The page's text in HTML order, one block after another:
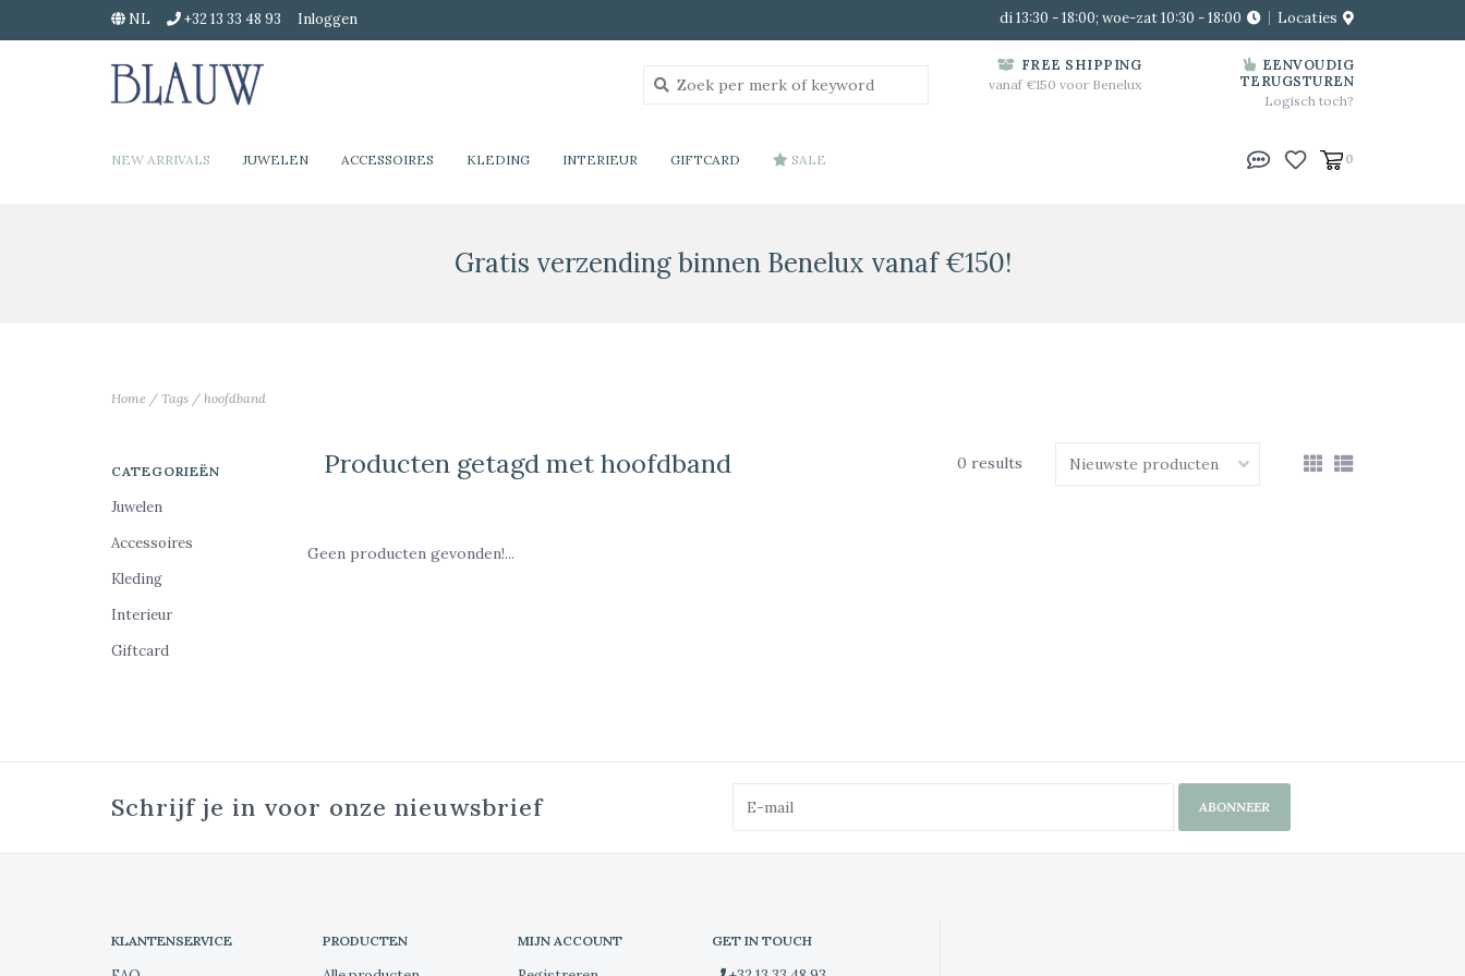
NL +32 13 33 48 93 Inloggen di 13:30 - 18:00; woe-zat 10:30 - 18:00 Locaties
FREE SHIPPING
vanaf €150 voor Benelux
EENVOUDIG
TERUGSTUREN
Logisch toch?
NEW ARRIVALS JUWELEN ACCESSOIRES KLEDING INTERIEUR GIFTCARD SALE 0
Gratis verzending binnen Benelux vanaf €150!
Home / Tags / hoofdband
CATEGORIEËN
Juwelen
Accessoires
Kleding
Interieur
Giftcard
Producten getagd met hoofdband 0 results
Geen producten gevonden!...
Schrijf je in voor onze nieuwsbrief ABONNEER
KLANTENSERVICE PRODUCTEN MIJN ACCOUNT GET IN TOUCH